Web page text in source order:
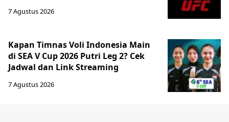
7 Agustus 2026
Kapan Timnas Voli Indonesia Main
di SEA V Cup 2026 Putri Leg 2? Cek
Jadwal dan Link Streaming
7 Agustus 2026